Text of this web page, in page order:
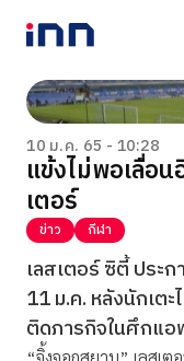
NEWS
ENTERTAINMENT
LIFESTYLE
HOROSCOPE
LOTTERY
VIDEO
ร่วมด้วยช่วยกัน
10 ม.ค. 65 - 10:28
แข้งไม่พอเลื่อ
เตอร์
ข่าว กีฬา
เลสเตอร์ ซิตี้ ประ
11 ม.ค. หลังนักเต
ติดภารกิจในศึกแ